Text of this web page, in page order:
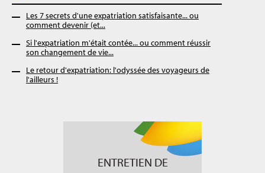
Les 7 secrets d'une expatriation satisfaisante... ou
comment devenir (et...
Si l'expatriation m'était contée... ou comment réussir
son changement de vie...
Le retour d'expatriation: l'odyssée des voyageurs de
l'ailleurs !
ENTRETIEN DE